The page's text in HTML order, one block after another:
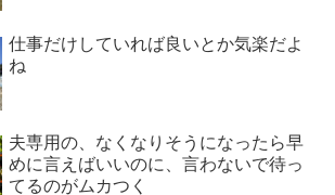
仕事だけしていれば良いとか気楽だよ
ね
夫専用の、なくなりそうになったら早
めに言えばいいのに、言わないで待っ
てるのがムカつく